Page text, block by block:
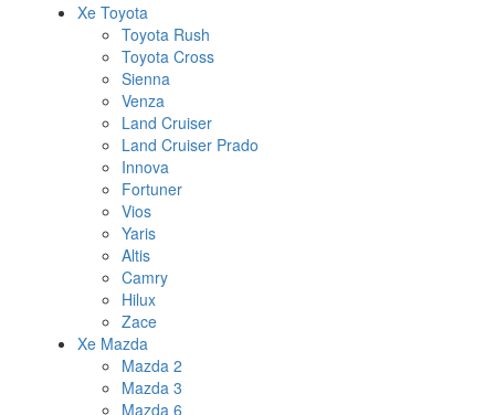
Xe Toyota
Toyota Rush
Toyota Cross
Sienna
Venza
Land Cruiser
Land Cruiser Prado
Innova
Fortuner
Vios
Yaris
Altis
Camry
Hilux
Zace
Xe Mazda
Mazda 2
Mazda 3
Mazda 6